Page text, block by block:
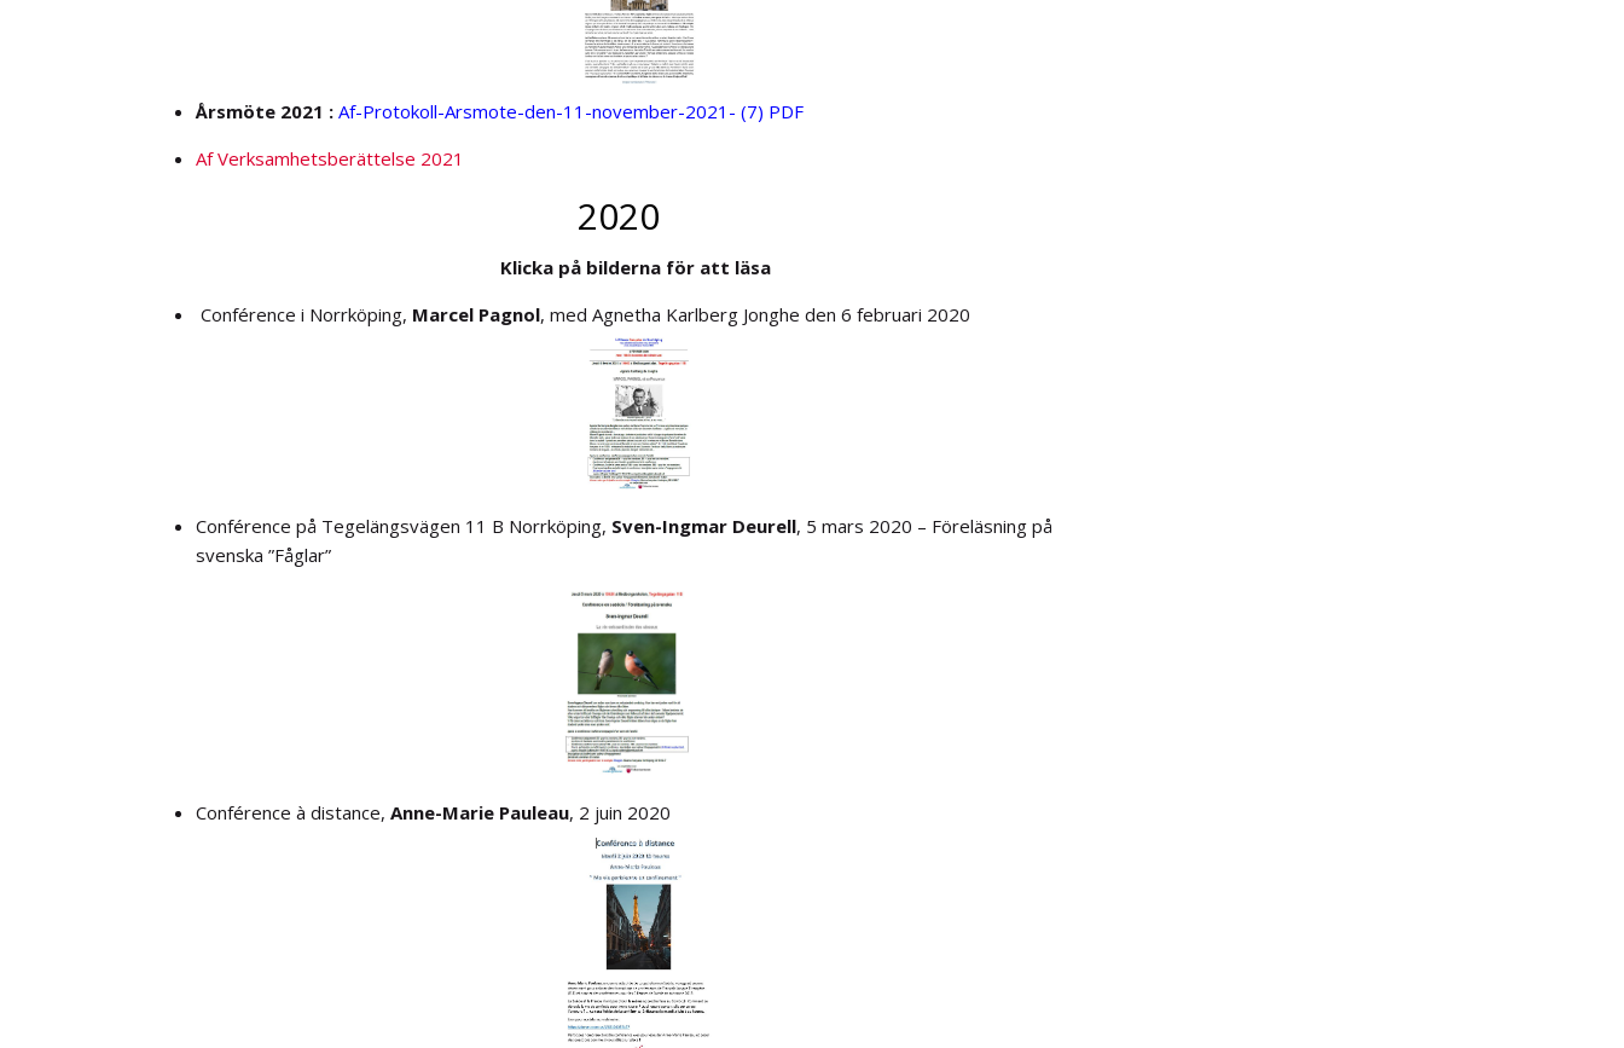
Årsmöte 2021 : Af-Protokoll-Arsmote-den-11-november-2021- (7) PDF
Af Verksamhetsberättelse 2021
2020
Klicka på bilderna för att läsa
Conférence i Norrköping, Marcel Pagnol, med Agnetha Karlberg Jonghe den 6 februari 2020
Conférence på Tegelängsvägen 11 B Norrköping, Sven-Ingmar Deurell, 5 mars 2020 – Föreläsning på
svenska ”Fåglar”
Conférence à distance, Anne-Marie Pauleau, 2 juin 2020